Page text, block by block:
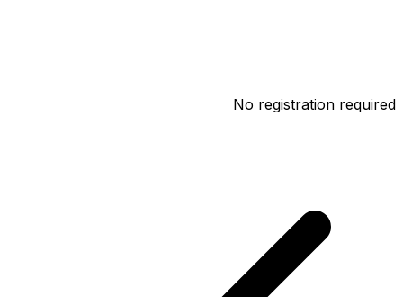
No registration required